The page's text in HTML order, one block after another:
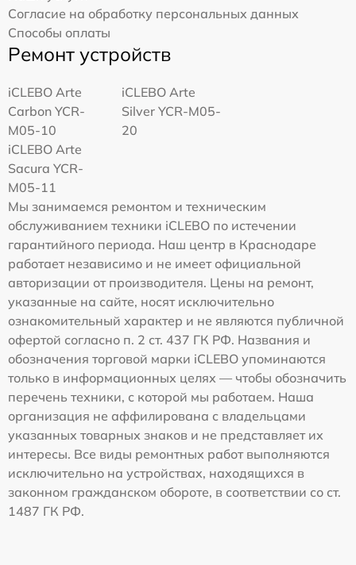
Согласие на обработку персональных данных
Способы оплаты
Ремонт устройств
iCLEBO Arte
Carbon YCR-
M05-10
iCLEBO Arte
Silver YCR-M05-
20
iCLEBO Arte
Sacura YCR-
M05-11
Мы занимаемся ремонтом и техническим
обслуживанием техники iCLEBO по истечении
гарантийного периода. Наш центр в Краснодаре
работает независимо и не имеет официальной
авторизации от производителя. Цены на ремонт,
указанные на сайте, носят исключительно
ознакомительный характер и не являются публичной
офертой согласно п. 2 ст. 437 ГК РФ. Названия и
обозначения торговой марки iCLEBO упоминаются
только в информационных целях — чтобы обозначить
перечень техники, с которой мы работаем. Наша
организация не аффилирована с владельцами
указанных товарных знаков и не представляет их
интересы. Все виды ремонтных работ выполняются
исключительно на устройствах, находящихся в
законном гражданском обороте, в соответствии со ст.
1487 ГК РФ.